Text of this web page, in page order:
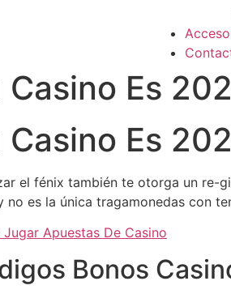
Casino Es
Casino Es
el fénix también te otorga un re-
no es la única tragamonedas con
Jugar Apuestas De Casino
Bonos